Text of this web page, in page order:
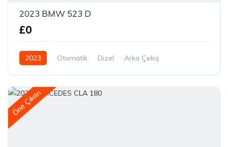
2023 BMW 523 D
£0
2023 Otomatik Dizel Arka Çekiş
Öne Çıkan